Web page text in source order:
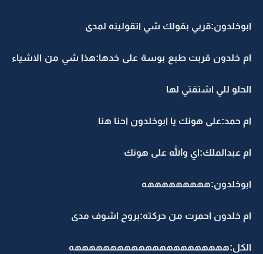
ابوخلدون:قربي بقولك شي اتقولينه لمدى
ام خلدون قربت طبع بوسة على خدها:هذا شي من الاشياء
الحلو للي اشتقتي لها
ام حمد:على هونك يا ابوخلدون احنا هنا
ام عبدالملك:اي والله على هونك
ابوخلدون:هههههههههه
ام خلدون احمرت من حركته:بروح اشوف مدى
الكل:ههههههههههههههههههههههه